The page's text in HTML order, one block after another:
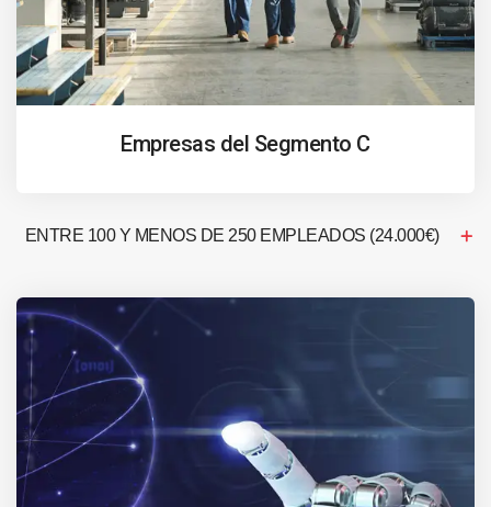
Empresas del Segmento C
ENTRE 100 Y MENOS DE 250 EMPLEADOS (24.000€)